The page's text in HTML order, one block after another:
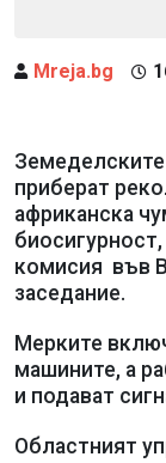
Mreja.bg
приберат
африканска
комисия във
заседание.
Мерките
машините, а
и подават
Областният